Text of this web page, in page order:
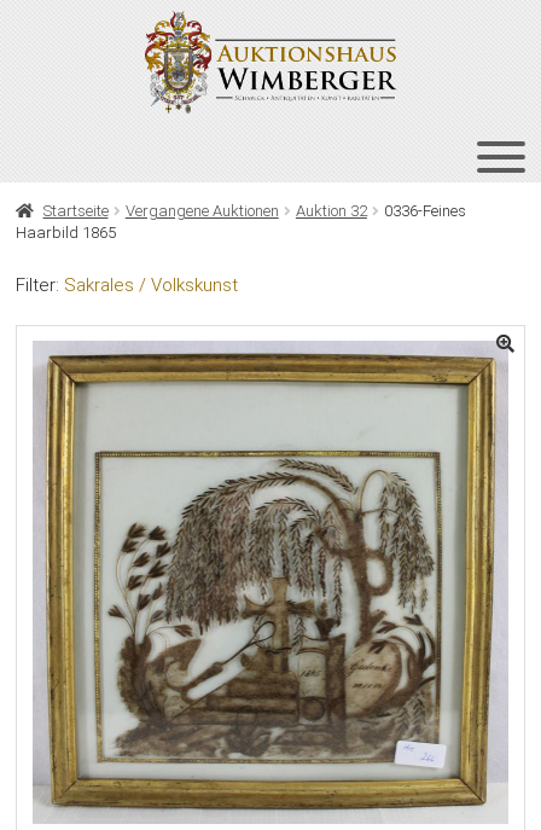
HOME
VERGANGENE AUKTIONEN
ÜBER UNS
KONTAKT
NEWSLETTER
Startseite Vergangene Auktionen Auktion 32
0336-Feines
Haarbild 1865
Filter: Sakrales / Volkskunst